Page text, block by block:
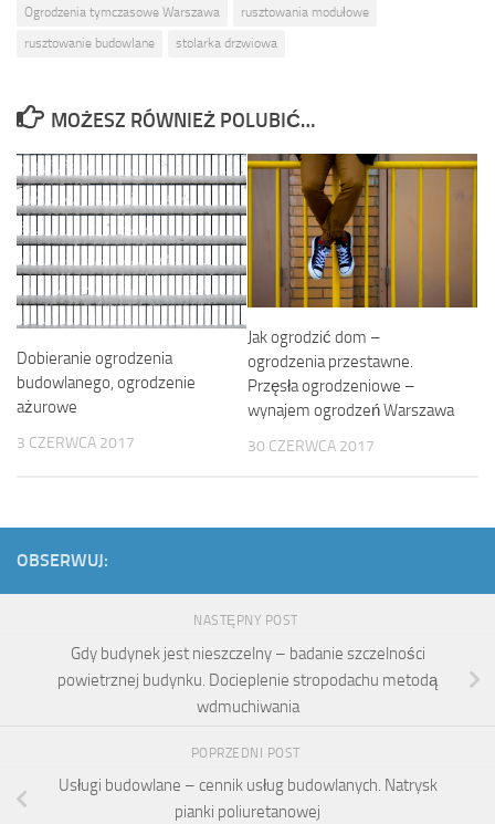
Ogrodzenia tymczasowe Warszawa
rusztowania modułowe
rusztowanie budowlane
stolarka drzwiowa
MOŻESZ RÓWNIEŻ POLUBIĆ…
Dobieranie ogrodzenia
budowlanego, ogrodzenie
ażurowe
3 CZERWCA 2017
Jak ogrodzić dom –
ogrodzenia przestawne.
Przęsła ogrodzeniowe –
wynajem ogrodzeń Warszawa
30 CZERWCA 2017
OBSERWUJ:
NASTĘPNY POST
Gdy budynek jest nieszczelny – badanie szczelności
powietrznej budynku. Docieplenie stropodachu metodą
wdmuchiwania
POPRZEDNI POST
Usługi budowlane – cennik usług budowlanych. Natrysk
pianki poliuretanowej